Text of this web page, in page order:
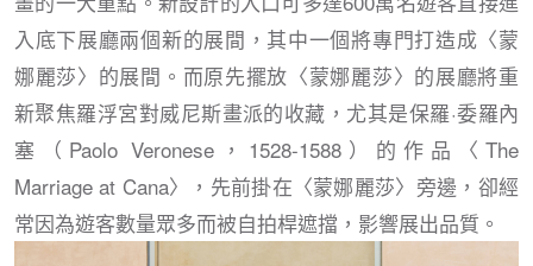
入底下展廳兩個新的展間，其中一個將專門打造成〈蒙
娜麗莎〉的展間。而原先擺放〈蒙娜麗莎〉的展廳將重
新聚焦羅浮宮對威尼斯畫派的收藏，尤其是保羅·委羅內
塞（Paolo Veronese，1528-1588）的作品〈The
Marriage at Cana〉，先前掛在〈蒙娜麗莎〉旁邊，卻經
常因為遊客數量眾多而被自拍桿遮擋，影響展出品質。